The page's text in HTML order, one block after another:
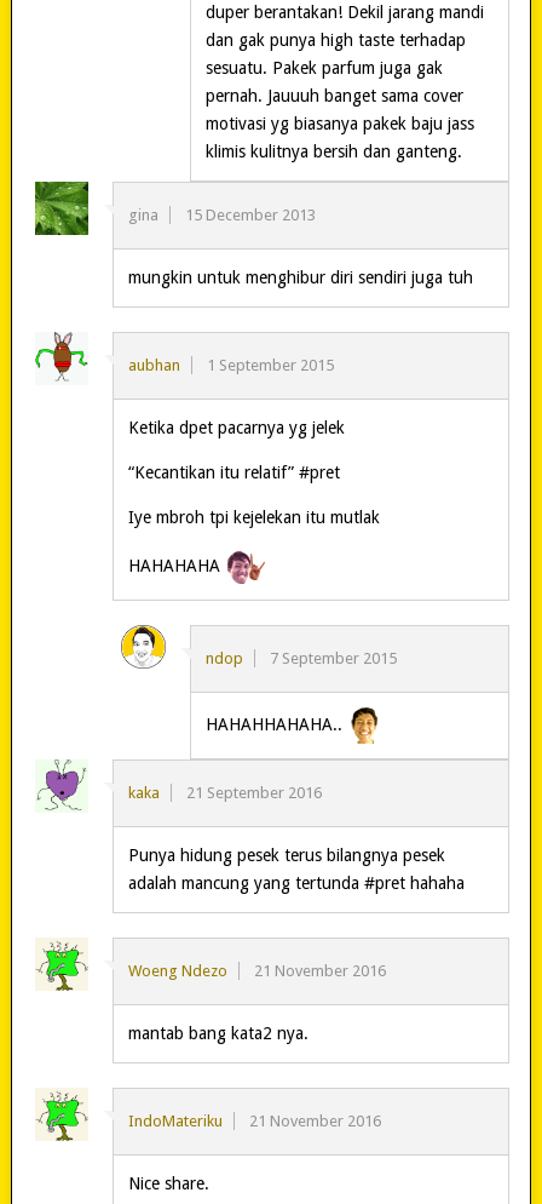
duper berantakan! Dekil jarang mandi
dan gak punya high taste terhadap
sesuatu. Pakek parfum juga gak
pernah. Jauuuh banget sama cover
motivasi yg biasanya pakek baju jass
klimis kulitnya bersih dan ganteng.
gina 15 December 2013
mungkin untuk menghibur diri sendiri juga tuh
aubhan 1 September 2015
Ketika dpet pacarnya yg jelek
“Kecantikan itu relatif” #pret
Iye mbroh tpi kejelekan itu mutlak
HAHAHAHA
ndop 7 September 2015
HAHAHHAHAHA..
kaka 21 September 2016
Punya hidung pesek terus bilangnya pesek
adalah mancung yang tertunda #pret hahaha
Woeng Ndezo 21 November 2016
mantab bang kata2 nya.
IndoMateriku 21 November 2016
Nice share.